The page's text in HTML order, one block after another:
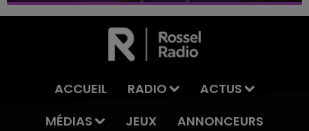
ACCUEIL RADIO
ACTUS
MÉDIAS
JEUX ANNONCEURS